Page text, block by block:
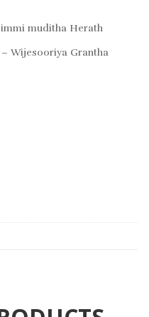
muditha Herath
Wijesooriya Grantha